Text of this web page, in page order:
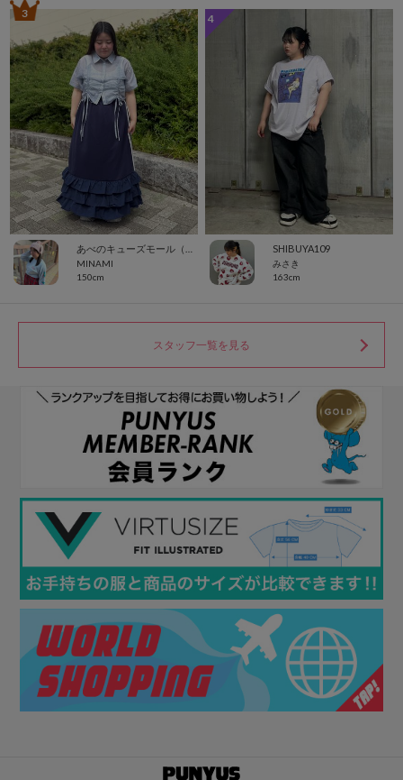
MINAMI
150cm
3
SHIBUYA109
みさき
163cm
4
スタッフ一覧を見る